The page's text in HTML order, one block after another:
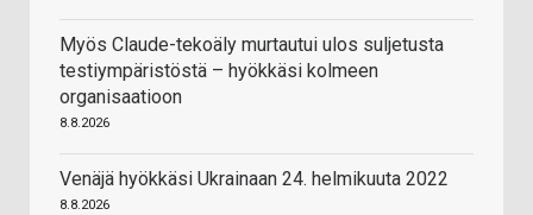
Myös Claude-tekoäly murtautui ulos suljetusta
testiympäristöstä – hyökkäsi kolmeen
organisaatioon
8.8.2026
Venäjä hyökkäsi Ukrainaan 24. helmikuuta 2022
8.8.2026